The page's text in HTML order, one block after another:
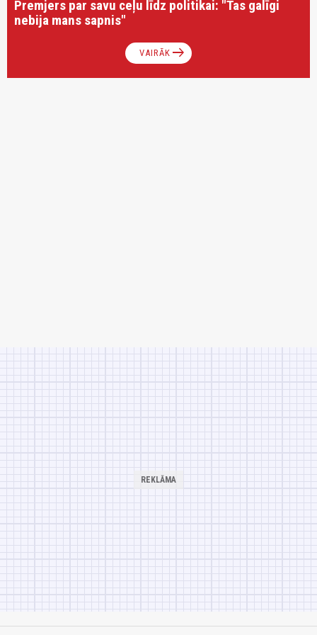
Premjers par savu ceļu līdz politikai: "Tas galīgi
nebija mans sapnis"
VAIRĀK arrow_right_alt